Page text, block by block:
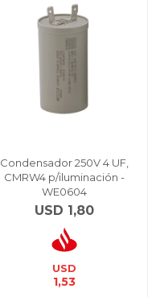
Condensador 250V 4 UF,
CMRW4 p/iluminación -
WE0604
USD 1,80
USD
1,53